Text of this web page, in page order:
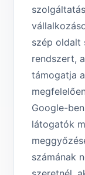
szép oldalt
rendszert,
támogatja
Google-
látogatók
számának